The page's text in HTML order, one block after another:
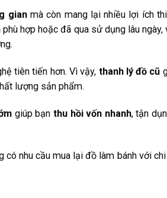
gianmà còn mang lại nhiều lợi ích
phù hợp hoặc đã qua sử dụng lâu
tiên tiến hơn. Vì vậy, thanh lý đồ cũ
lượng sản phẩm.
giúp bạn thu hồi vốn nhanh, tận
nhu cầu mua lại đồ làm bánh với